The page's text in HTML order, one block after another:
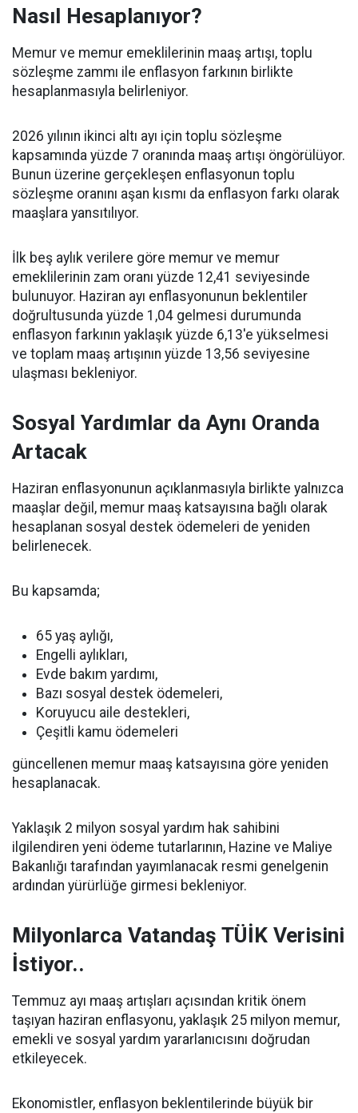
Nasıl Hesaplanıyor?
Memur ve memur emeklilerinin maaş artışı, toplu
sözleşme zammı ile enflasyon farkının birlikte
hesaplanmasıyla belirleniyor.
2026 yılının ikinci altı ayı için toplu sözleşme
kapsamında yüzde 7 oranında maaş artışı öngörülüyor.
Bunun üzerine gerçekleşen enflasyonun toplu
sözleşme oranını aşan kısmı da enflasyon farkı olarak
maaşlara yansıtılıyor.
İlk beş aylık verilere göre memur ve memur
emeklilerinin zam oranı yüzde 12,41 seviyesinde
bulunuyor. Haziran ayı enflasyonunun beklentiler
doğrultusunda yüzde 1,04 gelmesi durumunda
enflasyon farkının yaklaşık yüzde 6,13'e yükselmesi
ve toplam maaş artışının yüzde 13,56 seviyesine
ulaşması bekleniyor.
Sosyal Yardımlar da Aynı Oranda
Artacak
Haziran enflasyonunun açıklanmasıyla birlikte yalnızca
maaşlar değil, memur maaş katsayısına bağlı olarak
hesaplanan sosyal destek ödemeleri de yeniden
belirlenecek.
Bu kapsamda;
65 yaş aylığı,
Engelli aylıkları,
Evde bakım yardımı,
Bazı sosyal destek ödemeleri,
Koruyucu aile destekleri,
Çeşitli kamu ödemeleri
güncellenen memur maaş katsayısına göre yeniden
hesaplanacak.
Yaklaşık 2 milyon sosyal yardım hak sahibini
ilgilendiren yeni ödeme tutarlarının, Hazine ve Maliye
Bakanlığı tarafından yayımlanacak resmi genelgenin
ardından yürürlüğe girmesi bekleniyor.
Milyonlarca Vatandaş TÜİK Verisini
İstiyor..
Temmuz ayı maaş artışları açısından kritik önem
taşıyan haziran enflasyonu, yaklaşık 25 milyon memur,
emekli ve sosyal yardım yararlanıcısını doğrudan
etkileyecek.
Ekonomistler, enflasyon beklentilerinde büyük bir